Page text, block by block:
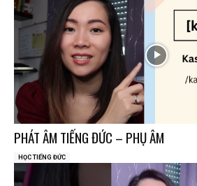
PHÁT ÂM TIẾNG ĐỨC – PHỤ ÂM
HỌC TIẾNG ĐỨC